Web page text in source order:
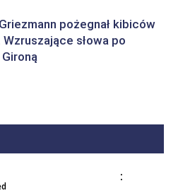
pożegnał kibiców
słowa po
: